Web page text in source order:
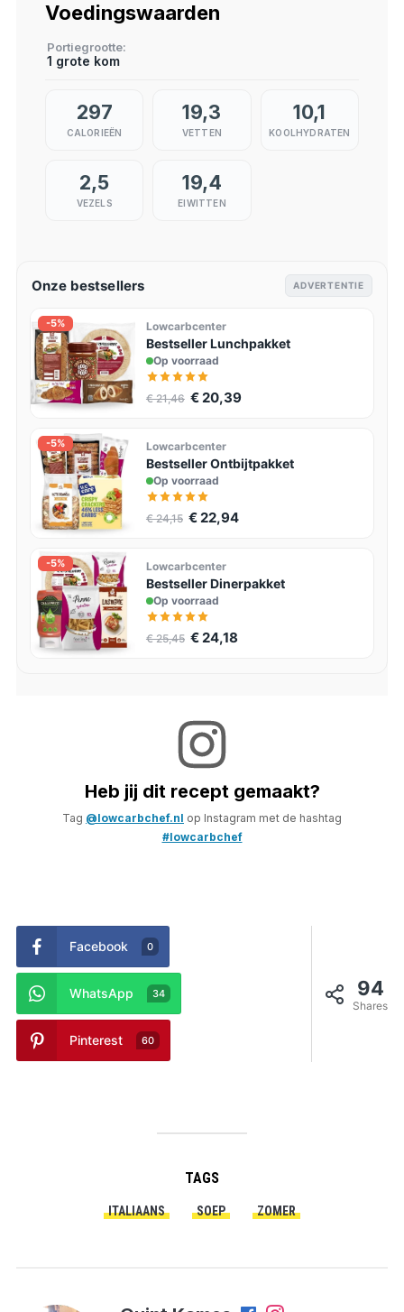
Voedingswaarden
Portiegrootte
1 grote kom
297
CALORIEËN
19,3
VETTEN
10,1
KOOLHYDRATEN
2,5
VEZELS
19,4
EIWITTEN
Onze bestsellers ADVERTENTIE
-5% Lowcarbcenter
Bestseller Lunchpakket
Op voorraad
€ 21,46 € 20,39
-5% Lowcarbcenter
Bestseller Ontbijtpakket
Op voorraad
€ 24,15 € 22,94
-5% Lowcarbcenter
Bestseller Dinerpakket
Op voorraad
€ 25,45 € 24,18
Heb jij dit recept gemaakt?
Tag @lowcarbchef.nl op Instagram met de hashtag
#lowcarbchef
94
Shares
Facebook 0
WhatsApp 34
Pinterest 60
TAGS
ITALIAANS SOEP ZOMER